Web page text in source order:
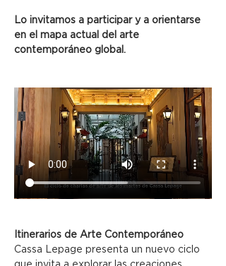
Lo invitamos a participar y a orientarse
en el mapa actual del arte
contemporáneo global.
Itinerarios de Arte Contemporáneo
Cassa Lepage presenta un nuevo ciclo